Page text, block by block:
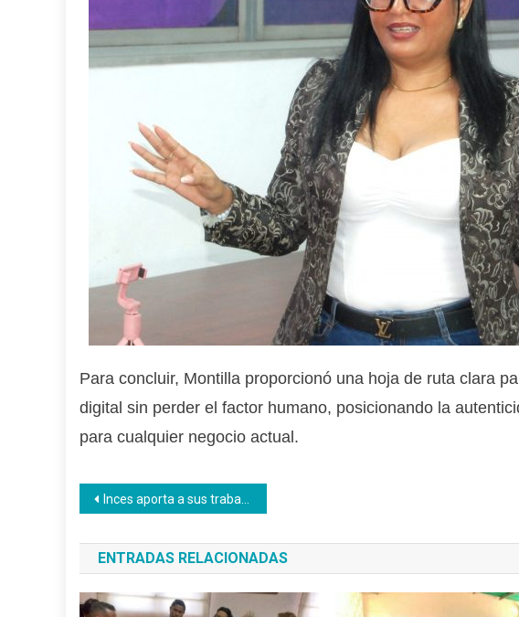
Para concluir, Montilla proporcionó una hoja de ruta clara
digital sin perder el factor humano, posicionando la
para cualquier negocio actual.
Navegación
de
entradas
Inces aporta a sus trabajadores herramientas para un mejor convivir laboral
ENTRADAS RELACIONADAS